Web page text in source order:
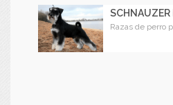
Razas de perro